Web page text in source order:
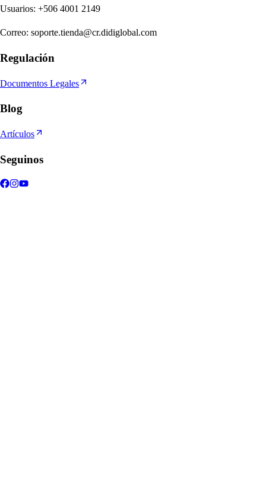
Usuarios: +506 4001 2149
Correo: soporte.tienda@cr.didiglobal.com
Regulación
Documentos Legales
Blog
Artículos
Seguinos